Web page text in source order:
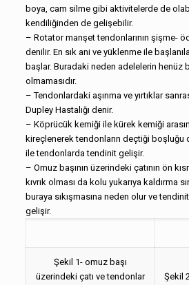
boya, cam silme gibi aktivitelerde de
kendiliğinden de gelişebilir.
– Rotator manşet tendonlarının şişme-
denilir. En sık ani ve yüklenme ile
başlar. Buradaki neden adelelerin henüz
olmamasıdır.
– Tendonlardaki aşınma ve yırtıklar
Dupley Hastalığı denir.
– Köprücük kemiği ile kürek kemiği
kireçlenerek tendonların deçtiği boşluğu
ile tendonlarda tendinit gelişir.
– Omuz başının üzerindeki çatının ön
kıvrık olması da kolu yukarıya kaldırma
buraya sıkışmasına neden olur ve
gelişir.
Şekil 1- omuz başı
üzerindeki çatı ve tendonlar
Şekil